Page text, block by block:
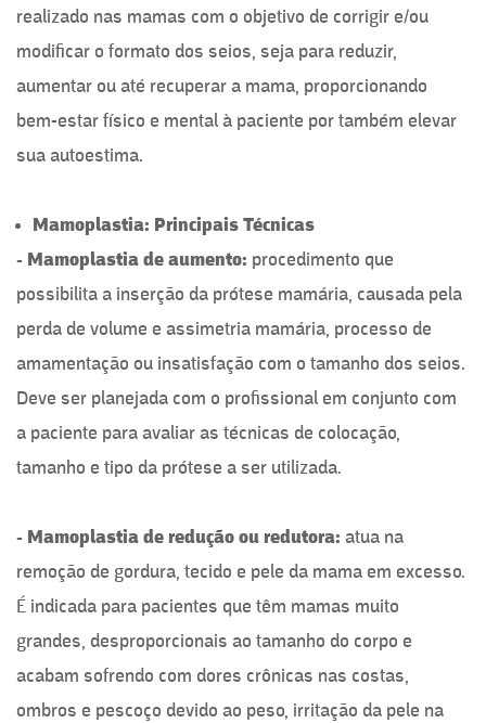
realizado nas mamas com o objetivo de corrigir e/ou
modificar o formato dos seios, seja para reduzir,
aumentar ou até recuperar a mama, proporcionando
bem-estar físico e mental à paciente por também elevar
sua autoestima.
Mamoplastia: Principais Técnicas
- Mamoplastia de aumento: procedimento que
possibilita a inserção da prótese mamária, causada pela
perda de volume e assimetria mamária, processo de
amamentação ou insatisfação com o tamanho dos seios.
Deve ser planejada com o profissional em conjunto com
a paciente para avaliar as técnicas de colocação,
tamanho e tipo da prótese a ser utilizada.
- Mamoplastia de redução ou redutora: atua na
remoção de gordura, tecido e pele da mama em excesso.
É indicada para pacientes que têm mamas muito
grandes, desproporcionais ao tamanho do corpo e
acabam sofrendo com dores crônicas nas costas,
ombros e pescoço devido ao peso, irritação da pele na